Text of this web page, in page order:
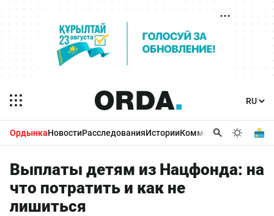
ОрдынкаНовостиРасследованияИсторииКомментарииБизнес
Выплаты детям из Нацфонда: на
что потратить и как не
лишиться